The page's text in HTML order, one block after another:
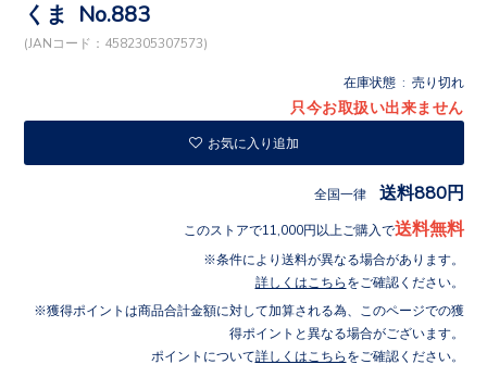
くま No.883
(JANコード：4582305307573)
在庫状態 : 売り切れ
只今お取扱い出来ません
お気に入り追加
全国一律 送料880円
このストアで11,000円以上ご購入で送料無料
条件により送料が異なる場合があります。
詳しくはこちら をご確認ください。
獲得ポイントは商品合計金額に対して加算される為、このページでの獲
得ポイントと異なる場合がございます。
ポイントについて詳しくはこちら をご確認ください。